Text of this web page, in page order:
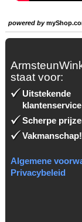
powered by
staat voor:
Uitstekende
klantenservice
Scherpe
Vakmanschap!
Algemene
Privacybeleid